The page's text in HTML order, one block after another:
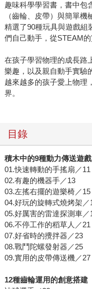
趣味科學學習書，書中包
（齒輪、皮帶）與簡單
精選了90種玩具與遊戲組
們自己動手，從STEAM
在孩子學習物理的成長路
樂趣，以及親自動手實驗
越來越多的孩子愛上物理
界。
目錄
積木中的9種動力傳送遊戲
01.快速轉動的手搖扇／11
02.有趣的機器手／13
03.左搖右擺的遊樂椅／15
04.好玩的旋轉式燒烤架／
05.好厲害的雷達探測車／
06.不停工作的稻草人／21
07.好省時的攪拌器／23
08.戰鬥陀螺發射器／25
09.實用的皮帶傳送機／27
12種齒輪運用的創意搭建